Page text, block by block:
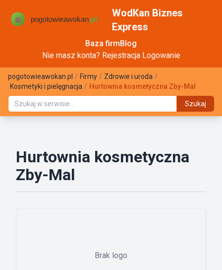
WodKan Biznes
Express
Baza firmBlog
Nie masz konta? Rejestracja Logowanie
pogotowieawokan.pl / Firmy / Zdrowie i uroda /
Kosmetyki i pielęgnacja / Hurtownia kosmetyczna Zby-Mal
Szukaj
Hurtownia kosmetyczna
Zby-Mal
Brak logo